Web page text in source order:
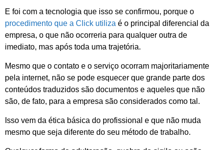
E foi com a tecnologia que isso se confirmou, porque o
procedimento que a Click utiliza é o principal diferencial da
empresa, o que não ocorreria para qualquer outra de
imediato, mas após toda uma trajetória.
Mesmo que o contato e o serviço ocorram majoritariamente
pela internet, não se pode esquecer que grande parte dos
conteúdos traduzidos são documentos e aqueles que não
são, de fato, para a empresa são considerados como tal.
Isso vem da ética básica do profissional e que não muda
mesmo que seja diferente do seu método de trabalho.